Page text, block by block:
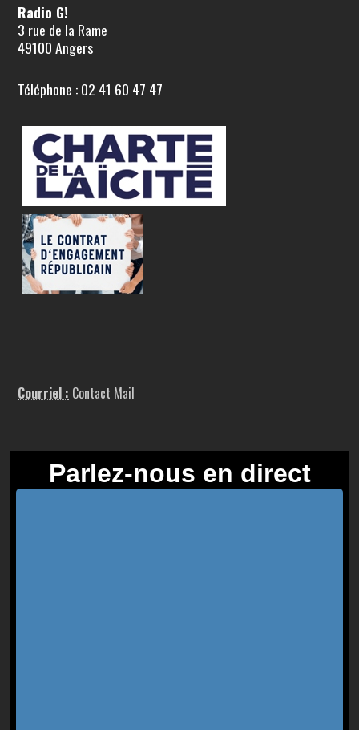
Radio G!
3 rue de la Rame
49100 Angers
Téléphone : 02 41 60 47 47
Courriel : Contact Mail